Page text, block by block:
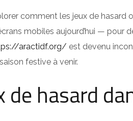
comment les jeux de
mobiles aujourd’hui — pour
aractidf.org/ est devenu
festive à venir.
de hasard